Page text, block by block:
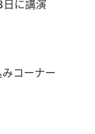
に講演
コーナー